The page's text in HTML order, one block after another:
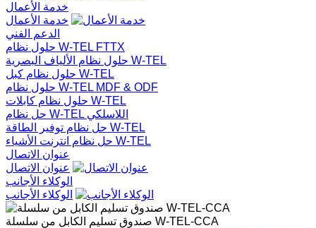
خدمة الأعمال
خدمة الأعمال
الدعم الفني
حلول نظام W-TEL FTTX
حلول نظام الألياف البصرية W-TEL
حلول نظام كبل W-TEL
حلول نظام W-TEL MDF & ODF
حلول نظام كابلات W-TEL
حل نظام W-TEL اللاسلكي
حل نظام توفير الطاقة W-TEL
حل نظام انترنت الأشياء W-TEL
عنوان الاتصال
عنوان الاتصال
الوكلاء الأجانب
الوكلاء الأجانب
صندوق تسليم الكابل من سلسلة W-TEL-CCA